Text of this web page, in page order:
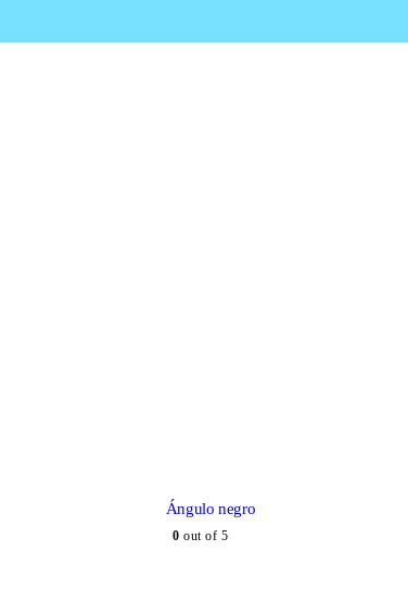
Ángulo negro
0 out of 5